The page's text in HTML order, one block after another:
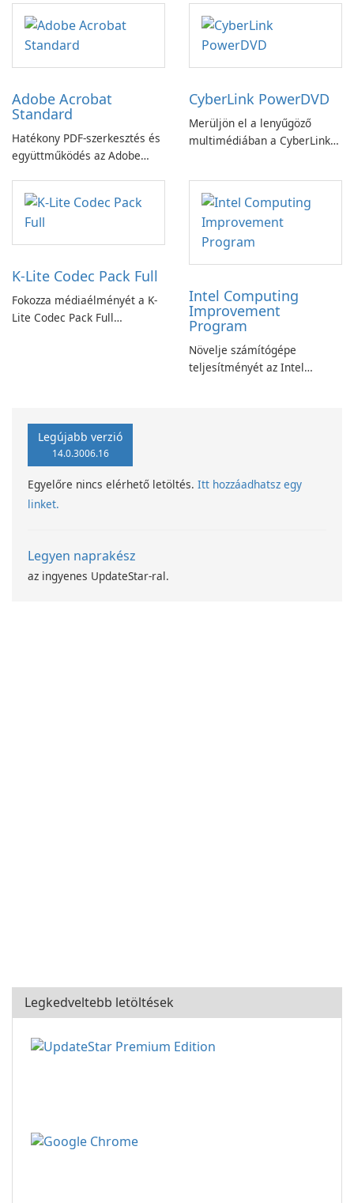
Adobe Acrobat
Standard
Hatékony PDF-szerkesztés és
együttműködés az Adobe
alkalmazással.
CyberLink PowerDVD
Merüljön el a lenyűgöző
multimédiában a CyberLink
K-Lite Codec Pack Full
Fokozza médiaélményét a K-
Lite Codec Pack Full
Intel Computing
Improvement
Program
Növelje számítógépe
teljesítményét az Intel
Legújabb verzió
14.0.3006.16
Egyelőre nincs elérhető letöltés. Itt hozzáadhatsz egy
linket.
Legyen naprakész
az ingyenes UpdateStar-ral.
Legkedveltebb letöltések